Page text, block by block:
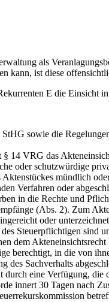
als
kann, ist diese
E die Einsicht
sowie die
14 VRG das
oder schutzwürdige
mündlich
Verfahren oder
in die Rechte und
(Abs. 2). Zum
oder
Steuerpflichtigen
dem
berechtigt, in die von
Sachverhalts
eine Verfügung,
innert 30 Tagen nach